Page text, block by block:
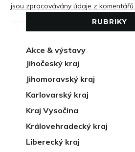
jsou zpracovávány údaje z komentářů.
RUBRIKY
Akce & výstavy
Jihočeský kraj
Jihomoravský kraj
Karlovarský kraj
Kraj Vysočina
Královehradecký kraj
Liberecký kraj